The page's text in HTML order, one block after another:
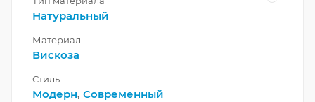
Натуральный
Материал
Вискоза
Стиль
Модерн, Современный